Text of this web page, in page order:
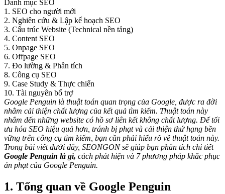
Danh mục SEO
1. SEO cho người mới
2. Nghiên cứu & Lập kế hoạch SEO
3. Cấu trúc Website (Technical nền tảng)
4. Content SEO
5. Onpage SEO
6. Offpage SEO
7. Đo lường & Phân tích
8. Công cụ SEO
9. Case Study & Thực chiến
10. Tài nguyên bổ trợ
Google Penguin là thuật toán quan trọng của Google, được ra đời
nhằm cải thiện chất lượng của kết quả tìm kiếm. Thuật toán này
nhắm đến những website có hồ sơ liên kết không chất lượng. Để tối
ưu hóa SEO hiệu quả hơn, tránh bị phạt và cải thiện thứ hạng bền
vững trên công cụ tìm kiếm, bạn cần phải hiểu rõ về thuật toán này.
Trong bài viết dưới đây, SEONGON sẽ giúp bạn phân tích chi tiết
Google Penguin là gì, cách phát hiện và 7 phương pháp khắc phục
án phạt của Google Penguin.
1. Tổng quan về Google Penguin